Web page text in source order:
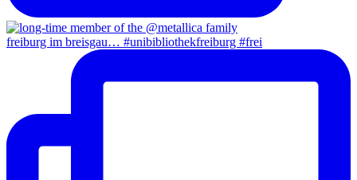
freiburg im breisgau… #unibibliothekfreiburg #frei